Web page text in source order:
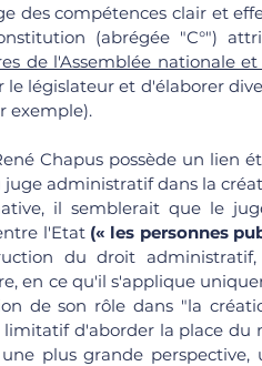
des compétences clair et
(abrégée "C°")
de l'Assemblée nationale
législateur et d'élaborer
exemple).
Chapus possède un lien
juge administratif dans la
il semblerait que le
l'Etat (« les personnes
du droit
en ce qu'il s'applique
de son rôle dans "la
d'aborder la place
plus grande